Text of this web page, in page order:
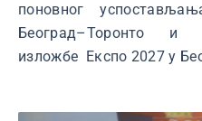
поновног
Београд–Торонто и
изложбе Eкспо 2027 у